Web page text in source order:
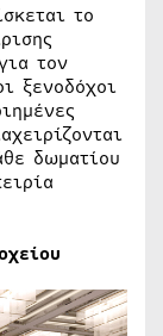
το
τον
ξενοδόχοι
δωματίου